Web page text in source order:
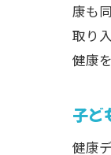
康も
取り
健康
子ど
健康